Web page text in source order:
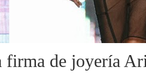
firma de joyería